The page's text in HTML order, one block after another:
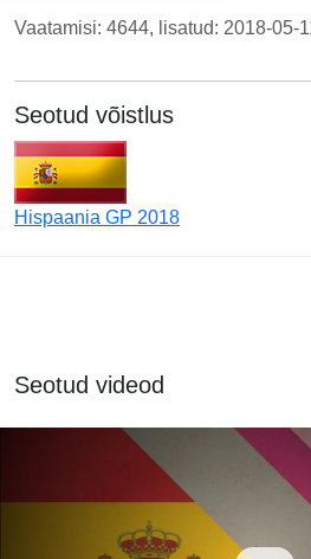
Vaatamisi: 4644, lisatud: 2018-05-
Seotud võistlus
Hispaania GP 2018
Seotud videod